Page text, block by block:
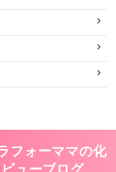
フォーママの化